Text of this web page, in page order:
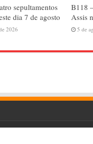
sepultamentos
dia 7 de agosto
2026
B118
Assis
5 de